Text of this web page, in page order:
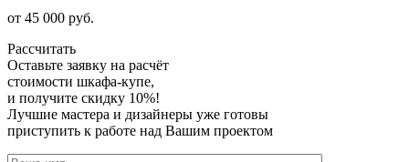
от 45 000 руб.
Рассчитать
Оставьте заявку на расчёт
стоимости шкафа-купе,
и получите скидку 10%!
Лучшие мастера и дизайнеры уже готовы
приступить к работе над Вашим проектом